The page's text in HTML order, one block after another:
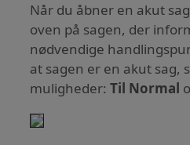
Når du åbner en akut
oven på sagen, der
nødvendige
at sagen er en akut sag,
muligheder:Til Normal